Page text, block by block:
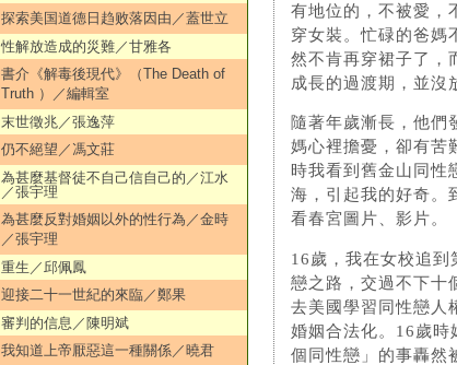
探索美国道德日趋败落因由／蓋世立
性解放造成的災難／甘雅各
書介《解毒後現代》（The Death of
Truth ）／編輯室
末世徵兆／張逸萍
仍不絕望／馮文莊
為甚麼基督徒不自己信自己的／江水
／張宇理
為甚麼反對婚姻以外的性行為／金時
／張宇理
重生／邱佩鳳
迎接二十一世紀的來臨／鄭果
審判的信息／陳明斌
我知道上帝厭惡這一種關係／曉君
有地位的，不被愛，
穿女裝。忙碌的爸媽
然不肯再穿裙子了，
成長的過渡期，並沒
隨著年歲漸長，他們
媽心裡擔憂，卻有苦
時我看到舊金山同性
海，引起我的好奇。
看春宮圖片、影片。
16歲，我在女校追到
戀之路，交過不下十
去美國學習同性戀人
婚姻合法化。16歲時
個同性戀」的事轟然